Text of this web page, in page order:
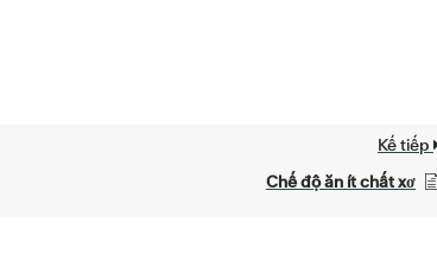
Kế tiếp
Chế độ ăn ít chất xơ